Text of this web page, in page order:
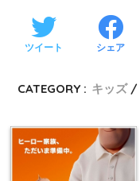
ツイート シェア
CATEGORY : キッズ